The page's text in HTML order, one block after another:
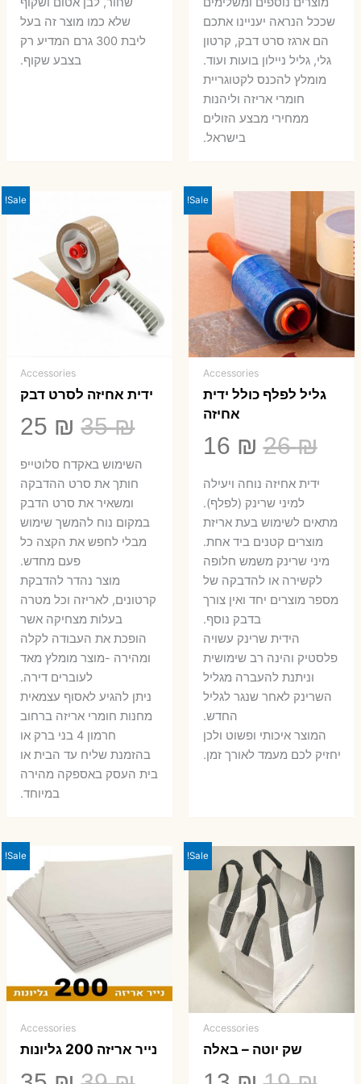
שככל הנראה יעניינו אתכם
הם ארגז סרט דבק, קרטון
גלי, גליל ניילון בועות ועוד.
מומלץ להכנס לקטוגריית
חומרי אריזה וליהנות
ממחירי מבצע הזולים
בישראל.
שלא כמו מוצר זה בעל
ליבת 300 גרם המדיע רק
בצבע שקוף.
Sale!
Accessories
גליל לפלף כולל ידית
אחיזה
26₪
המחיר
המקורי
היה:
26 ₪.
16 ₪
הנוכחי
ידית אחיזה נוחה ויעילה
למיני שרינק (לפלף).
מתאים לשימוש בעת אריזת
מוצרים קטנים ביד אחת.
​מיני שרינק משמש חלופה
לקשירה או להדבקה של
מספר מוצרים יחד ואין צורך
בדבק נוסף.
הידית שרינק עשויה
פלסטיק והינה רב שימושית
וניתנת להעברה מגליל
השרינק לאחר שנגר לגליל
החדש.
המוצר איכותי ופשוט ולכן
יחזיק לכם מעמד לאורך זמן.
Sale!
Accessories
ידית אחיזה לסרט דבק
35₪
המחיר
המקורי
היה:
35 ₪.
25 ₪
₪.
השימוש באקדח סלוטייפ
חותך את סרט ההדבקה
ומשאיר את סרט הדבק
במקום נוח להמשך שימוש
מבלי לחפש את הקצה כל
פעם מחדש.
מוצר נהדר להדבקת
קרטונים, לאריזה וכל מטרה
בעלות מצחיקה אשר
הופכת את העבודה לקלה
ומהירה -מוצר מומלץ מאד
לעוברים דירה.
ניתן להגיע לאסוף עצמאית
מחנות חומרי אריזה ברחוב
חרמון 4 בני ברק או
בהזמנת שליח עד הבית או
בית העסק באספקה מהירה
במיוחד.
Sale!
Accessories
שק יוטה – באלה
Sale!
Accessories
נייר אריזה 200 גליונות